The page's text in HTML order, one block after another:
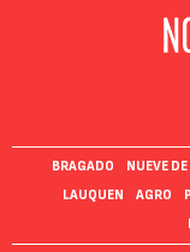
BRAGADO NUEVE DE
LAUQUEN
AGRO